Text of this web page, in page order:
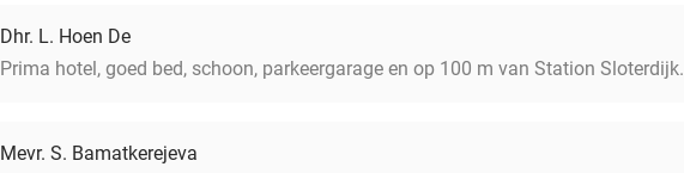
Dhr. L. Hoen De
Prima hotel, goed bed, schoon, parkeergarage en op 100 m van Station Sloterdijk.
Mevr. S. Bamatkerejeva